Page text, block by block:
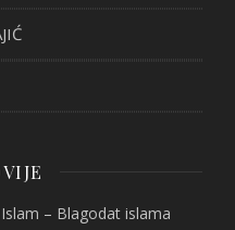
– Blagodat islama